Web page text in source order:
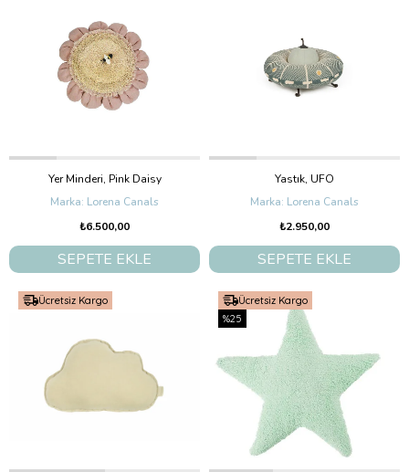
Yer Minderi, Pink Daisy
Lorena Canals
₺6.500,00
SEPETE EKLE
Yastık, UFO
Lorena Canals
₺2.950,00
SEPETE EKLE
Ücretsiz Kargo
Ücretsiz Kargo
%25